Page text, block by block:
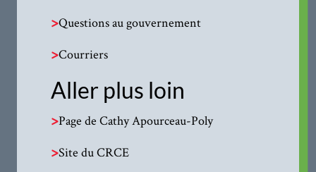
>Questions au gouvernement
>Courriers
Aller plus loin
>Page de Cathy Apourceau-Poly
>Site du CRCE